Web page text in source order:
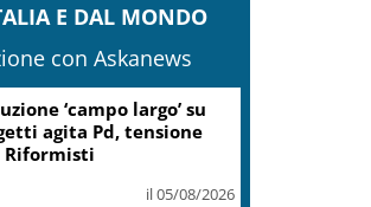
E DAL MONDO
con Askanews
‘campo largo’ su
agita Pd, tensione
Riformisti
il 05/08/2026